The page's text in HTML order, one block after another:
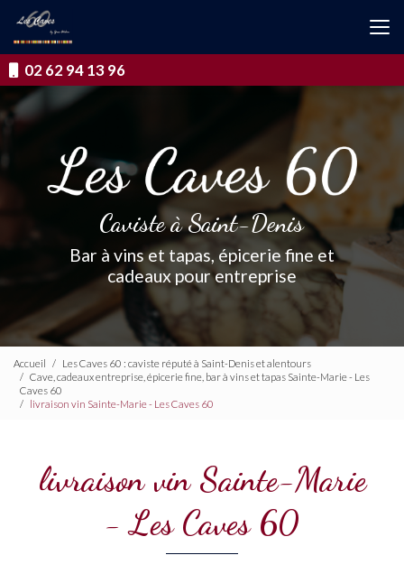
contenu
principal
02 62 94 13 96
Caviste à Saint-Denis
Bar à vins et tapas, épicerie fine et
cadeaux pour entreprise
Accueil
Les Caves 60 : caviste réputé à Saint-Denis et alentours
Cave, cadeaux entreprise, épicerie fine, bar à vins et tapas Sainte-Marie - Les
Caves 60
livraison vin Sainte-Marie - Les Caves 60
livraison vin Sainte-Marie
- Les Caves 60